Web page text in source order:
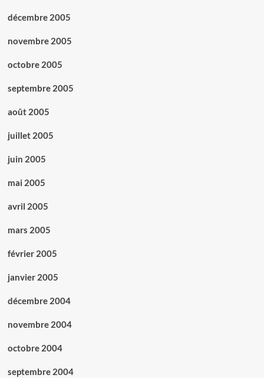
décembre 2005
novembre 2005
octobre 2005
septembre 2005
août 2005
juillet 2005
juin 2005
mai 2005
avril 2005
mars 2005
février 2005
janvier 2005
décembre 2004
novembre 2004
octobre 2004
septembre 2004